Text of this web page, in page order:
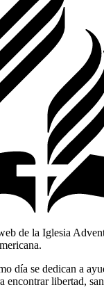
de la Iglesia
día se dedican a
encontrar libertad,